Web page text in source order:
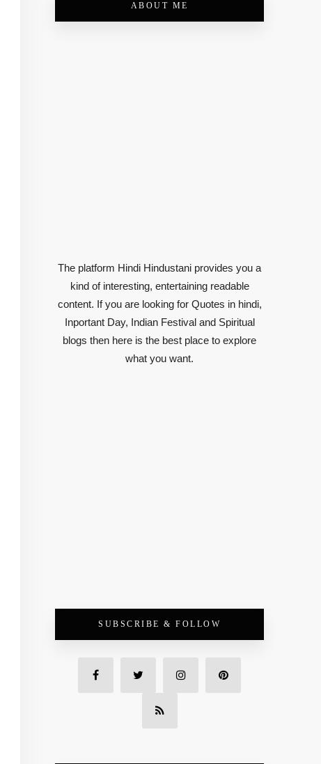
ABOUT ME
The platform Hindi Hindustani provides you a
kind of interesting, entertaining readable
content. If you are looking for Quotes in hindi,
Inportant Day, Indian Festival and Spiritual
blogs then here is the best place to explore
what you want.
SUBSCRIBE & FOLLOW